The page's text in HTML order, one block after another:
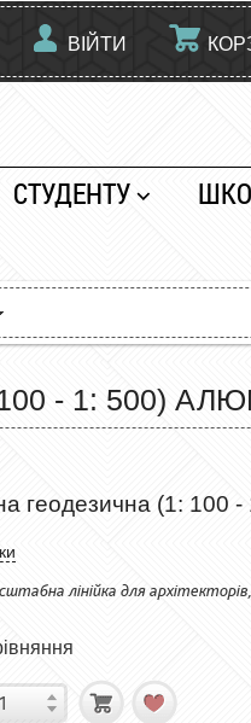
ВІЙТИ
СТУДЕНТУ
- 1: 500)
геодезична (1: 100
лінійка для